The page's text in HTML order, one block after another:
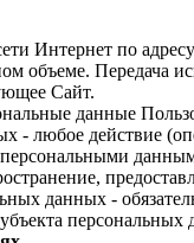
Интернет по адресу
объеме. Передача
Сайт.
данные
- любое действие
персональными
данных -